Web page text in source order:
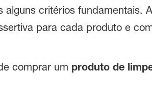
alguns critérios fundamentais.
para cada produto e
comprar um produto de